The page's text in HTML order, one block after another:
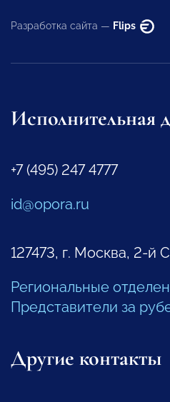
Разработка сайта — Flips
Исполнительная
+7 (495) 247 4777
id@opora.ru
127473, г. Москва, 2-й
Региональные
Представители за
Другие контакты